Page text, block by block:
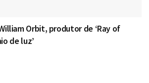
Orbit, produtor de ‘Ray of
de luz’